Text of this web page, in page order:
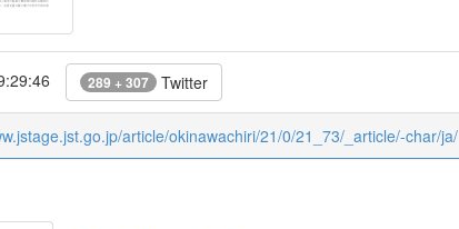
289 + 307 Twitter
article/okinawachiri/21/0/21_73/_article/-char/ja/